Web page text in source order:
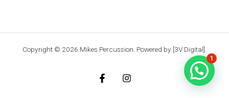
Copyright © 2026 Mikes Percussion. Powered by [3V Digital].
1